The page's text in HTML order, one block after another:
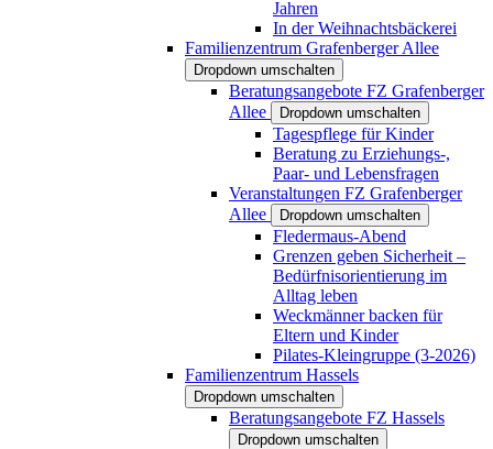
Jahren
In der Weihnachtsbäckerei
Familienzentrum Grafenberger Allee
Dropdown umschalten
Beratungsangebote FZ Grafenberger
Allee
Dropdown umschalten
Tagespflege für Kinder
Beratung zu Erziehungs-,
Paar- und Lebensfragen
Veranstaltungen FZ Grafenberger
Allee
Dropdown umschalten
Fledermaus-Abend
Grenzen geben Sicherheit –
Bedürfnisorientierung im
Alltag leben
Weckmänner backen für
Eltern und Kinder
Pilates-Kleingruppe (3-2026)
Familienzentrum Hassels
Dropdown umschalten
Beratungsangebote FZ Hassels
Dropdown umschalten